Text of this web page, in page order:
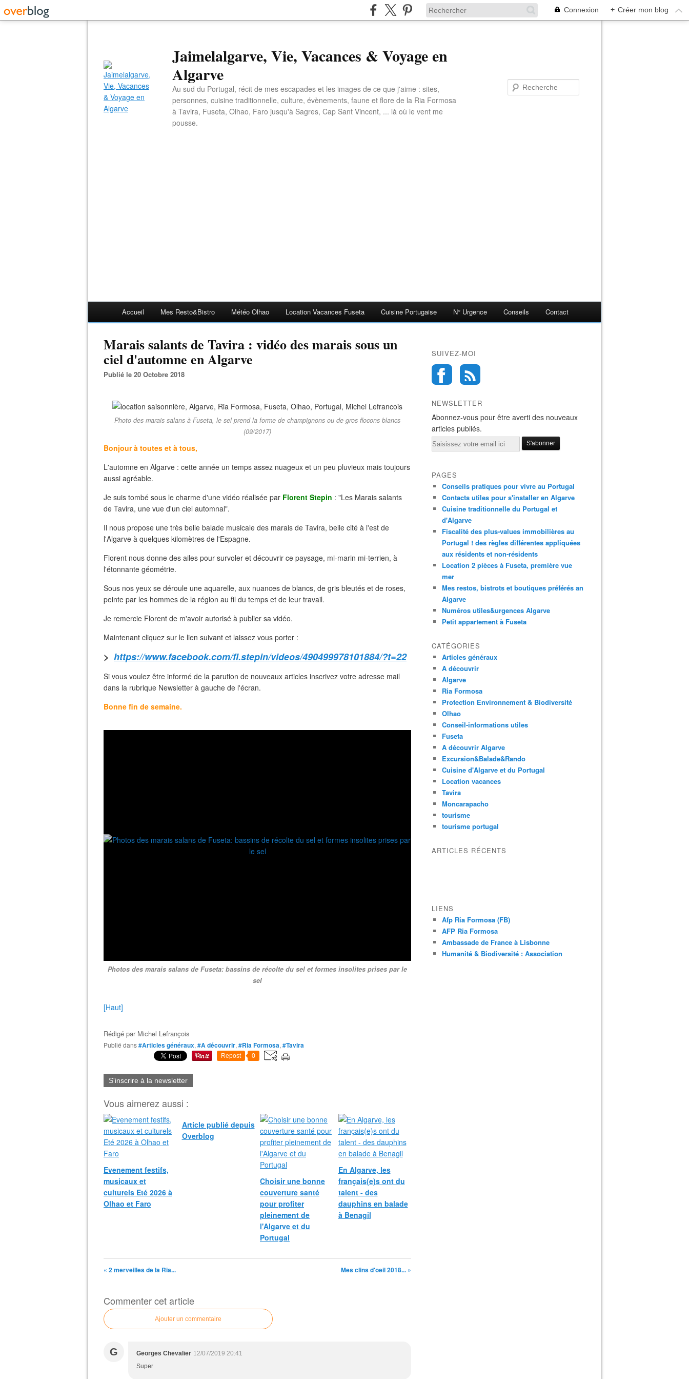
Connexion + Créer mon blog
Jaimelalgarve, Vie, Vacances & Voyage en
Algarve
Au sud du Portugal, récit de mes escapades et les images de ce que j'aime : sites,
personnes, cuisine traditionnelle, culture, évènements, faune et flore de la Ria Formosa
à Tavira, Fuseta, Olhao, Faro jusqu'à Sagres, Cap Sant Vincent, ... là où le vent me
pousse.
Accueil Mes Resto&bistro Météo Olhao Location Vacances Fuseta Cuisine Portugaise N° Urgence Conseils Contact
Marais salants de Tavira : vidéo des marais sous un
ciel d'automne en Algarve
Publié le 20 Octobre 2018
Photo des marais salans à Fuseta, le sel prend la forme de champignons ou de gros flocons blancs
(09/2017)
Bonjour à toutes et à tous,
L'automne en Algarve : cette année un temps assez nuageux et un peu pluvieux mais toujours
aussi agréable.
Je suis tombé sous le charme d'une vidéo réalisée par Florent Stepin : "Les Marais salants
de Tavira, une vue d'un ciel automnal".
Il nous propose une très belle balade musicale des marais de Tavira, belle cité à l'est de
l'Algarve à quelques kilomètres de l'Espagne.
Florent nous donne des ailes pour survoler et découvrir ce paysage, mi-marin mi-terrien, à
l'étonnante géométrie.
Sous nos yeux se déroule une aquarelle, aux nuances de blancs, de gris bleutés et de roses,
peinte par les hommes de la région au fil du temps et de leur travail.
Je remercie Florent de m'avoir autorisé à publier sa vidéo.
Maintenant cliquez sur le lien suivant et laissez vous porter :
> https://www.facebook.com/fl.stepin/videos/490499978101884/?t=22
Si vous voulez être informé de la parution de nouveaux articles inscrivez votre adresse mail
dans la rubrique Newsletter à gauche de l'écran.
Bonne fin de semaine.
Photos des marais salans de Fuseta: bassins de récolte du sel et formes insolites prises par le
sel
[Haut]
Rédigé par Michel Lefrançois
Publié dans#Articles généraux, #A découvrir, #Ria Formosa, #Tavira
Repost 0
S'inscrire à la newsletter
Vous aimerez aussi :
Evenement festifs,
musicaux et
culturels Eté 2026 à
Olhao et Faro
Article publié depuis
Overblog
Choisir une bonne
couverture santé
pour profiter
pleinement de
l'Algarve et du
Portugal
En Algarve, les
français(e)s ont du
talent - des
dauphins en balade
à Benagil
« 2 merveilles de la Ria... Mes clins d'oeil 2018... »
Commenter cet article
Ajouter un commentaire
G Georges Chevalier 12/07/2019 20:41
Super
SUIVEZ-MOI
NEWSLETTER
Abonnez-vous pour être averti des nouveaux
articles publiés.
Email
PAGES
Conseils pratiques pour vivre au Portugal
Contacts utiles pour s'installer en Algarve
Cuisine traditionnelle du Portugal et
d'Algarve
Fiscalité des plus-values immobilières au
Portugal ! des règles différentes appliquées
aux résidents et non-résidents
Location 2 pièces à Fuseta, première vue
mer
Mes restos, bistrots et boutiques préférés an
Algarve
Numéros utiles&urgences Algarve
Petit appartement à Fuseta
CATÉGORIES
Articles généraux
A découvrir
Algarve
Ria Formosa
Protection Environnement & Biodiversité
Olhao
Conseil-informations utiles
Fuseta
A découvrir Algarve
Excursion&Balade&Rando
Cuisine d'Algarve et du Portugal
Location vacances
Tavira
Moncarapacho
tourisme
tourisme portugal
ARTICLES RÉCENTS
LIENS
Afp Ria Formosa (FB)
AFP Ria Formosa
Ambassade de France à Lisbonne
Humanité & Biodiversité : Association